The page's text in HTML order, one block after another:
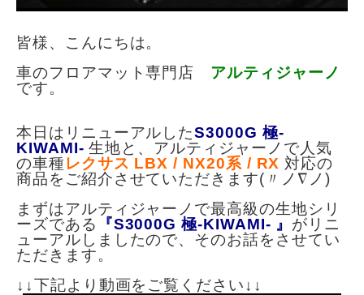
皆様、こんにちは。
車のフロアマット専門店 アルティジャーノ
です。
本日はリニューアルしたS3000G 極-
KIWAMI- 生地と、アルティジャーノで人気
の車種レクサス LBX / NX20系 / RX 対応の
商品をご紹介させていただきます(〃ノ∇ノ)
まずはアルティジャーノで最高級の生地シリ
ーズである
『S3000G 極-KIWAMI- 』 がリニ
ューアルしましたので、そのお話をさせてい
ただきます。
↓↓下記より動画をご覧ください↓↓